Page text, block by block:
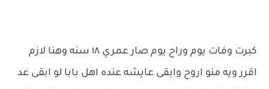
كبرت وفات يوم وراح يوم صار عمري ١٨ سنه وهنا لازم
اقرر ويه منو اروح وابقى عايشه عنده اهل بابا لو ابقى عد